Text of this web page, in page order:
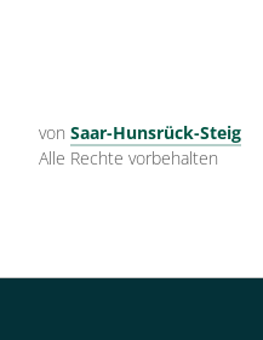
von Saar-Hunsrück-Steig
Alle Rechte vorbehalten